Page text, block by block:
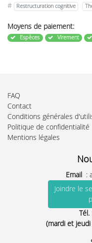
#
Restructuration cognitive
Moyens de paiement:
Espèces Virement
FAQ
Contact
Conditions générales
Politique de confidentialité
Mentions légales
Email :
Joindre le
Tél.
(mardi et